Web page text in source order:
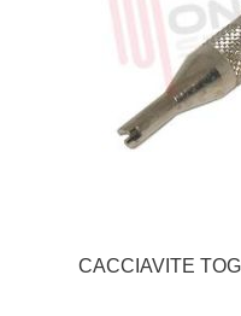
CACCIAVITE